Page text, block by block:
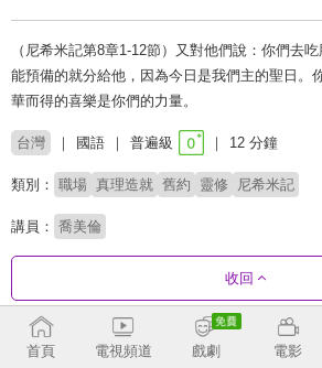
（尼希米記第8章1-12節）又對他們說：你們去
能預備的就分給他，因為今日是我們主的聖日。
華而得的喜樂是你們的力量。
台灣 國語 普遍級 12 分鐘
類別： 職場 真理造就 舊約 靈修 尼希米記
講員： 喬美倫
收回
劇集列表
首頁 電視頻道 戲劇 電影